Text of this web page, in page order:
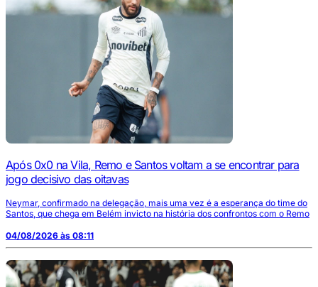
Após 0x0 na Vila, Remo e Santos voltam a se encontrar para
jogo decisivo das oitavas
Neymar, confirmado na delegação, mais uma vez é a esperança do time do
Santos, que chega em Belém invicto na história dos confrontos com o Remo
04/08/2026 às 08:11